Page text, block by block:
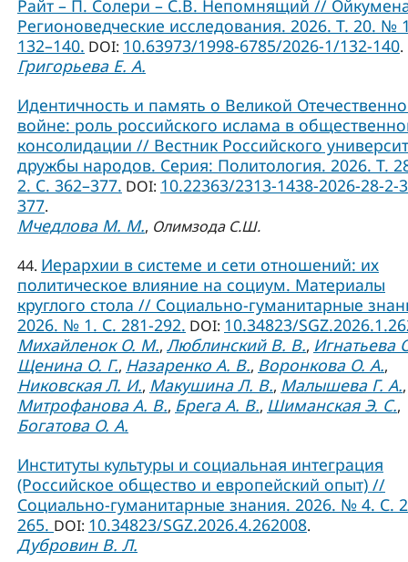
Райт – П. Солери – С.В. Непомнящий //
Регионоведческие исследования. 2026. Т. 20. №
132–140. DOI: 10.63973/1998-6785/2026-1/132-140.
Григорьева Е. А.
Идентичность и память о Великой
войне: роль российского ислама в
консолидации // Вестник Российского
дружбы народов. Серия: Политология. 2026. Т.
2. С. 362–377. DOI: 10.22363/2313-1438-2026-28-2-
377.
Мчедлова М. М., Олимзода С.Ш.
44. Иерархии в системе и сети отношений: их
политическое влияние на социум. Материалы
круглого стола // Социально-гуманитарные
2026. № 1. С. 281-292. DOI: 10.34823/
Михайленок О. М., Люблинский В. В., Игнатьева
Щенина О. Г., Назаренко А. В., Воронкова О. А.,
Никовская Л. И., Макушина Л. В., Малышева Г. А.,
Митрофанова А. В., Брега А. В., Шиманская Э. С.,
Богатова О. А.
Институты культуры и социальная интеграция
(Российское общество и европейский опыт) //
Социально-гуманитарные знания. 2026. № 4. С.
265. DOI: 10.34823/SGZ.2026.4.262008.
Дубровин В. Л.